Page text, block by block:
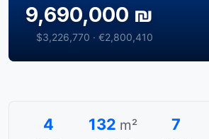
9,690,000 ₪
$3,226,770 · €2,800,410
4 132 m² 7